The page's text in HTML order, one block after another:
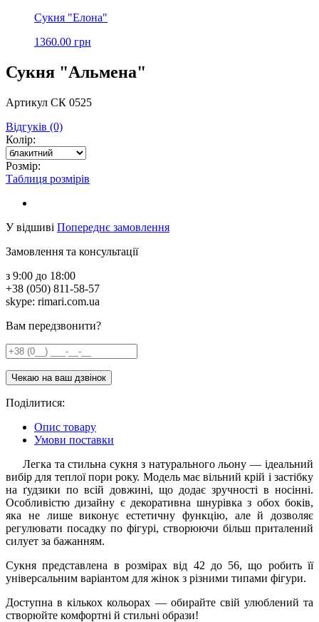
Сукня "Елона"
1360.00 грн
Сукня "Альмена"
Артикул СК 0525
Відгуків (0)
Колір:
Розмір:
Таблиця розмірів
У відшиві Попереднє замовлення
Замовлення та консультації
з 9:00 до 18:00
+38 (050) 811-58-57
skype: rimari.com.ua
Вам передзвонити?
Поділитися:
Опис товару
Умови поставки
Легка та стильна сукня з натурального льону — ідеальний
вибір для теплої пори року. Модель має вільний крій і застібку
на ґудзики по всій довжині, що додає зручності в носінні.
Особливістю дизайну є декоративна шнурівка з обох боків,
яка не лише виконує естетичну функцію, але й дозволяє
регулювати посадку по фігурі, створюючи більш приталений
силует за бажанням.
Сукня представлена в розмірах від 42 до 56, що робить її
універсальним варіантом для жінок з різними типами фігури.
Доступна в кількох кольорах — обирайте свій улюблений та
створюйте комфортні й стильні образи!